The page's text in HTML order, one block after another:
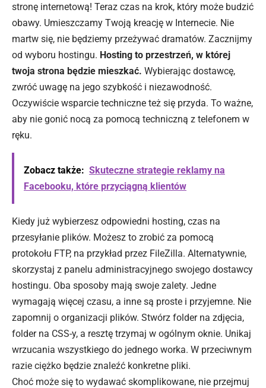
stronę internetową! Teraz czas na krok, który może budzić
obawy. Umieszczamy Twoją kreację w Internecie. Nie
martw się, nie będziemy przeżywać dramatów. Zacznijmy
od wyboru hostingu. Hosting to przestrzeń, w której
twoja strona będzie mieszkać. Wybierając dostawcę,
zwróć uwagę na jego szybkość i niezawodność.
Oczywiście wsparcie techniczne też się przyda. To ważne,
aby nie gonić nocą za pomocą techniczną z telefonem w
ręku.
Zobacz także: Skuteczne strategie reklamy na
Facebooku, które przyciągną klientów
Kiedy już wybierzesz odpowiedni hosting, czas na
przesyłanie plików. Możesz to zrobić za pomocą
protokołu FTP, na przykład przez FileZilla. Alternatywnie,
skorzystaj z panelu administracyjnego swojego dostawcy
hostingu. Oba sposoby mają swoje zalety. Jedne
wymagają więcej czasu, a inne są proste i przyjemne. Nie
zapomnij o organizacji plików. Stwórz folder na zdjęcia,
folder na CSS-y, a resztę trzymaj w ogólnym oknie. Unikaj
wrzucania wszystkiego do jednego worka. W przeciwnym
razie ciężko będzie znaleźć konkretne pliki.
Choć może się to wydawać skomplikowane, nie przejmuj